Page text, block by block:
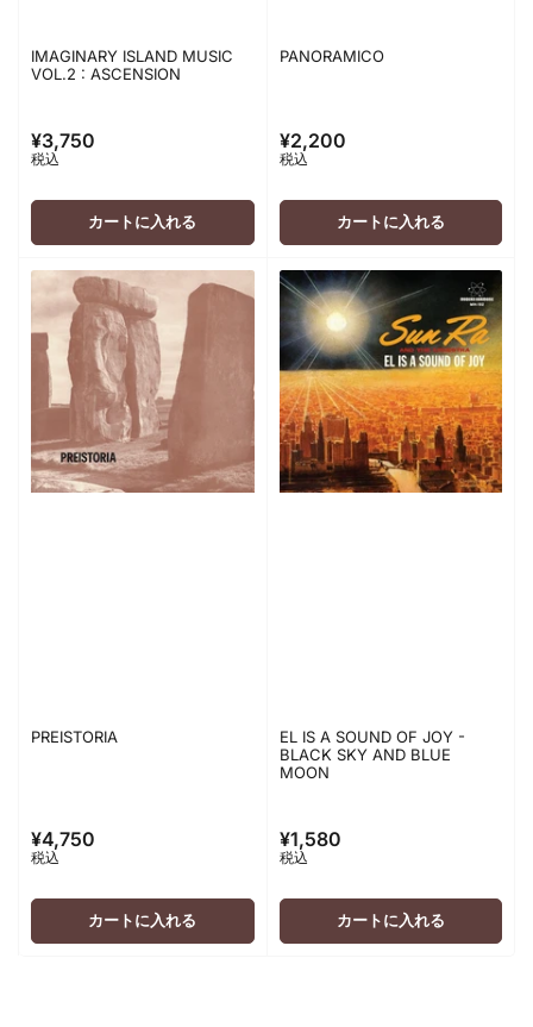
IMAGINARY ISLAND MUSIC
VOL.2 : ASCENSION
通
常
価
¥3,750
税込
カートに入れる
PANORAMICO
通
常
価
¥2,200
税込
カートに入れる
PREISTORIA
通
常
価
¥4,750
税込
カートに入れる
EL IS A SOUND OF JOY -
BLACK SKY AND BLUE
MOON
通
常
価
¥1,580
税込
カートに入れる